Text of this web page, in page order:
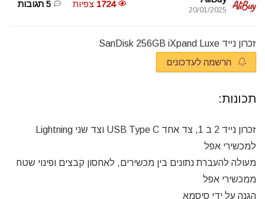
20/01/2025
1724 צפיות 5 תגובות
זכרון נייד SanDisk 256GB iXpand Luxe
הרשמה לעדכונים
תכונות:
זכרון נייד 2 ב 1, צד אחד USB Type C וצד שני Lightning
למכשירי אפל
מעולה להעברת נתונים בין מכשירים, לאחסון קבצים ופינוי שטח
ממכשירי אפל
הגנה על ידי סיסמא